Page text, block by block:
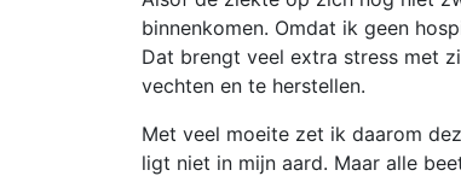
binnenkomen. Omdat ik geen
Dat brengt veel extra stress met
vechten en te herstellen.
Met veel moeite zet ik daarom
ligt niet in mijn aard. Maar alle